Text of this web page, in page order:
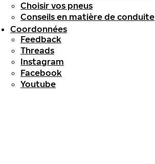
Choisir vos pneus
Conseils en matière de conduite
Coordonnées
Feedback
Threads
Instagram
Facebook
Youtube